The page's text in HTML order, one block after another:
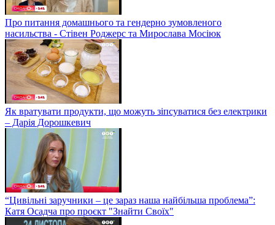
Про питання домашнього та гендерно зумовленого
насильства - Стівен Роджерс та Мирослава Мосіюк
Як вратувати продукти, що можуть зіпсуватися без електрики
– Дарія Дорошкевич
“Цивільні заручники – це зараз наша найбільша проблема”:
Катя Осадча про проєкт "Знайти Своїх"